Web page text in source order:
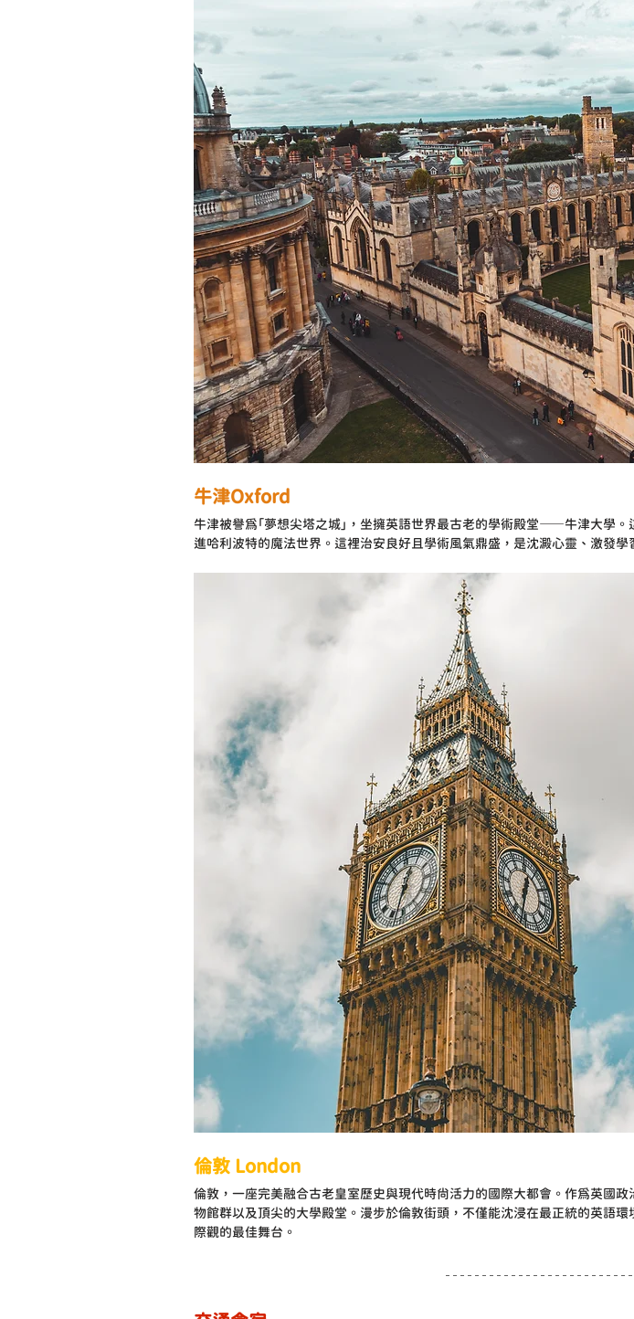
牛津Oxford
牛津被譽為「夢想尖塔之城」，坐擁英語世界最古老的學術殿堂——牛津大學
進哈利波特的魔法世界。這裡治安良好且學術風氣鼎盛，是沈澱心靈、激發學
倫敦 London
倫敦，一座完美融合古老皇室歷史與現代時尚活力的國際大都會。作為英國
物館群以及頂尖的大學殿堂。漫步於倫敦街頭，不僅能沈浸在最正統的英語
際觀的最佳舞台。